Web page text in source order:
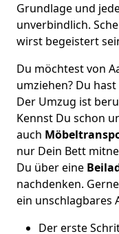
Grundlage und
unverbindlich.
wirst begeistert
Du möchtest von
umziehen? Du
Der Umzug ist
Kennst Du schon
auch
nur Dein Bett
Du über eine
nachdenken.
ein unschlagbares
Der erste